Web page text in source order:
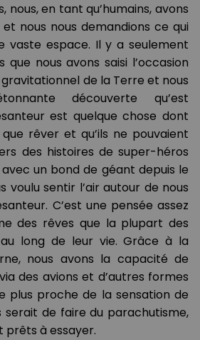
nous, en tant qu’humains, avons
nous nous demandions ce qui
vaste espace. Il y a seulement
que nous avons saisi l’occasion
de la Terre et nous
découverte qu’est
est quelque chose dont
rêver et qu’ils ne pouvaient
des histoires de super-héros
un bond de géant depuis le
voulu sentir l’air autour de nous
C’est une pensée assez
des rêves que la plupart des
long de leur vie. Grâce à la
nous avons la capacité de
des avions et d’autres formes
plus proche de la sensation de
serait de faire du parachutisme,
prêts à essayer.